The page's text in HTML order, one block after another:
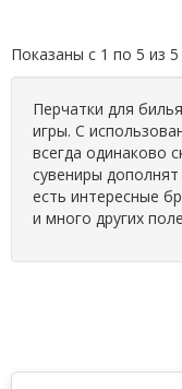
Показаны с 1 по 5 из 5
Перчатки для
игры. С
всегда одинаково
сувениры
есть интересные
и много других